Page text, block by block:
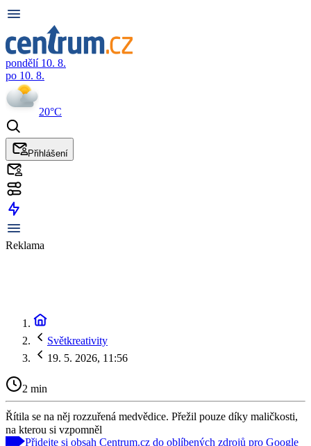
pondělí 10. 8.
po 10. 8.
20°C
Přihlášení
Reklama
Světkreativity
19. 5. 2026, 11:56
2 min
Řítila se na něj rozzuřená medvědice. Přežil pouze díky maličkosti,
na kterou si vzpomněl
Přidejte si obsah Centrum.cz do oblíbených zdrojů pro Google